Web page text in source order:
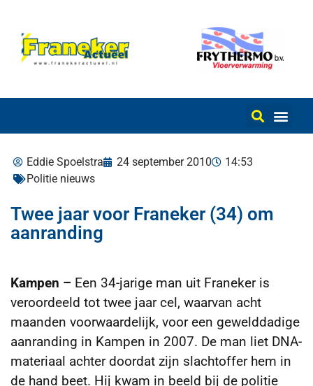
Eddie Spoelstra 24 september 2010
14:53
Politie nieuws
Twee jaar voor Franeker (34) om
aanranding
Kampen – Een 34-jarige man uit Franeker is
veroordeeld tot twee jaar cel, waarvan acht
maanden voorwaardelijk, voor een gewelddadige
aanranding in Kampen in 2007. De man liet DNA-
materiaal achter doordat zijn slachtofferhem in
de hand beet. Hij kwam in beeld bij de politie